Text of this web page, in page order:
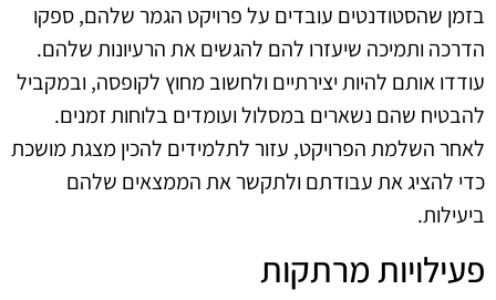
בזמן שהסטודנטים עובדים על פרויקט הגמר שלהם, ספקו
הדרכה ותמיכה שיעזרו להם להגשים את הרעיונות שלהם.
עודדו אותם להיות יצירתיים ולחשוב מחוץ לקופסה, ובמקביל
להבטיח שהם נשארים במסלול ועומדים בלוחות זמנים.
לאחר השלמת הפרויקט, עזור לתלמידים להכין מצגת מושכת
כדי להציג את עבודתם ולתקשר את הממצאים שלהם
ביעילות.
פעילויות מרתקות